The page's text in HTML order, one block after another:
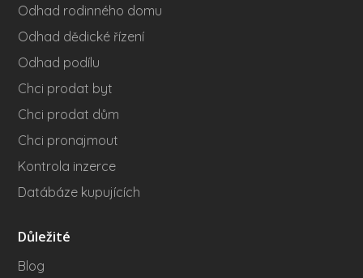
Odhad rodinného domu
Odhad dědické řízení
Odhad podílu
Chci prodat byt
Chci prodat dům
Chci pronajmout
Kontrola inzerce
Datábáze kupujících
Důležité
Blog